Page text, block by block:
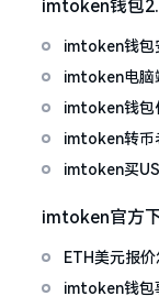
imtoken钱包
imtoken钱包
imtoken电脑
imtoken钱包
imtoken转币
imtoken买
imtoken官方
ETH美元报
imtoken钱包